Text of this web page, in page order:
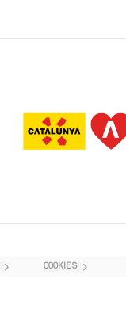
COOKIES